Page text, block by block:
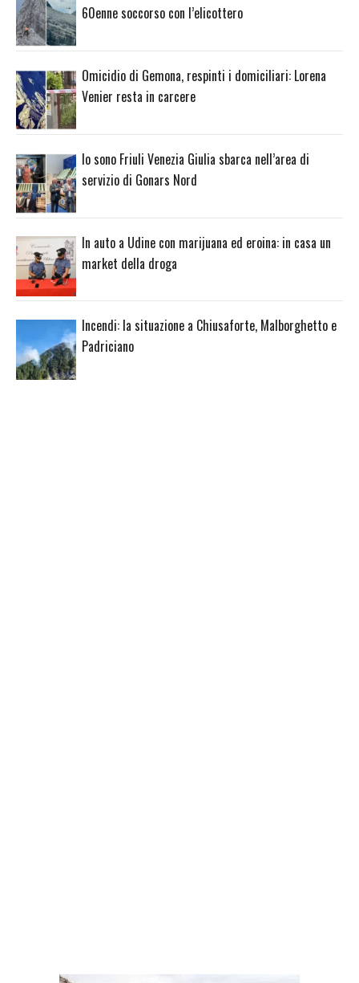
60enne soccorso con l’elicottero
Omicidio di Gemona, respinti i domiciliari: Lorena
Venier resta in carcere
Io sono Friuli Venezia Giulia sbarca nell’area di
servizio di Gonars Nord
In auto a Udine con marijuana ed eroina: in casa un
market della droga
Incendi: la situazione a Chiusaforte, Malborghetto e
Padriciano